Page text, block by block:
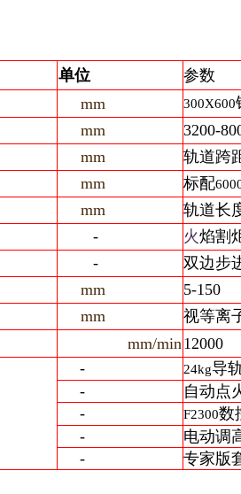
单位
参数
mm 300X600
mm
3200-
mm
轨道跨
mm 标配
mm
轨道长
- 火焰割
-
双边步
mm
5-150
mm
视等离
mm/min 12000
- 24kg导
-
自动点
-
F2300数
-
电动调
-
专家版